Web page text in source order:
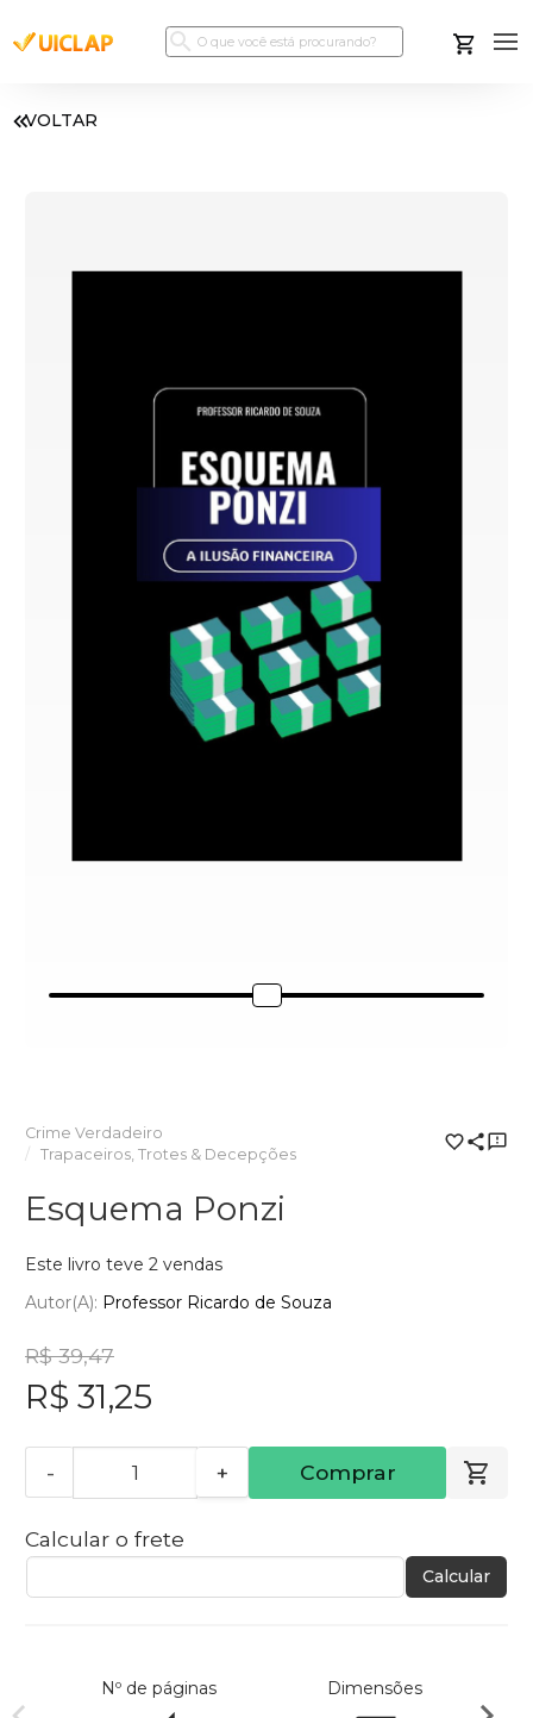
VOLTAR
Crime Verdadeiro
Trapaceiros, Trotes & Decepções
Esquema Ponzi
Este livro teve 2 vendas
Autor(a): Professor Ricardo de Souza
R$ 39,47
R$ 31,25
- + Comprar
Calcular o frete
Calcular
Nº de páginas Dimensões